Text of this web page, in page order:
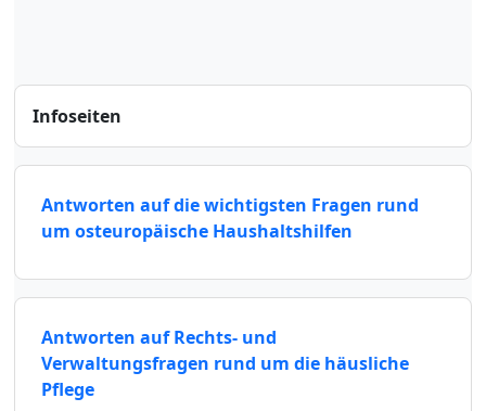
Infoseiten
Antworten auf die wichtigsten Fragen rund
um osteuropäische Haushaltshilfen
Antworten auf Rechts- und
Verwaltungsfragen rund um die häusliche
Pflege